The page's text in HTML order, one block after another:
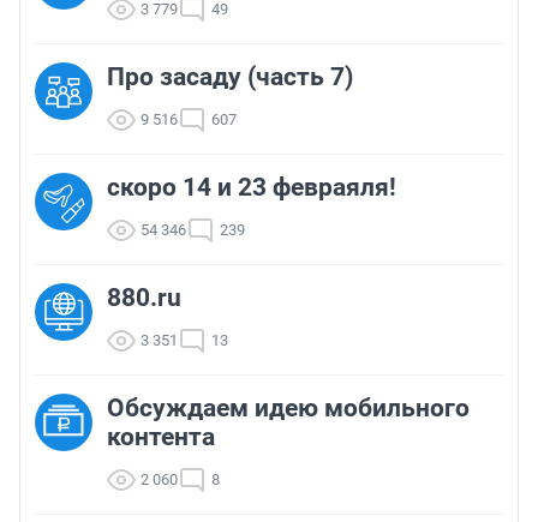
3 779 49
Про засаду (часть 7)
9 516 607
скоро 14 и 23 февраяля!
54 346 239
880.ru
3 351 13
Обсуждаем идею мобильного
контента
2 060 8